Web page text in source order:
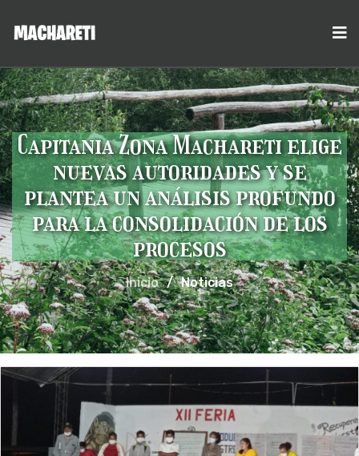
Capitania Zona Machareti elige
nuevas autoridades y se
plantea un análisis profundo
para la consolidación de los
procesos
Inicio / Noticias